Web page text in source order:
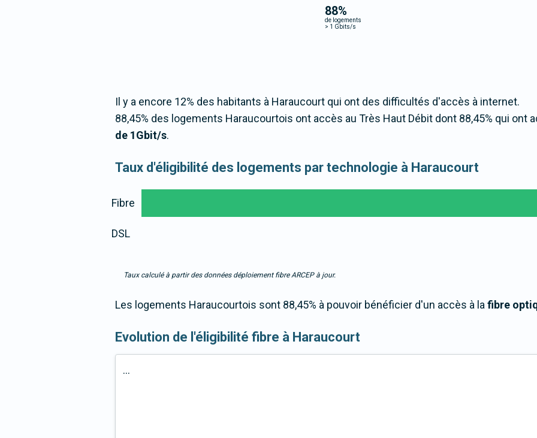
88%
de logements
> 1 Gbits/s
Il y a encore 12% des habitants à Haraucourt qui ont des difficultés d'accès à internet.
88,45% des logements Haraucourtois ont accès au Très Haut Débit dont 88,45% qui ont
de 1Gbit/s.
Taux d'éligibilité des logements par technologie à Haraucourt
Fibre
DSL
Taux calculé à partir des données déploiement fibre ARCEP à jour.
Les logements Haraucourtois sont 88,45% à pouvoir bénéficier d'un accès à lafibre
Evolution de l'éligibilité fibre à Haraucourt
...